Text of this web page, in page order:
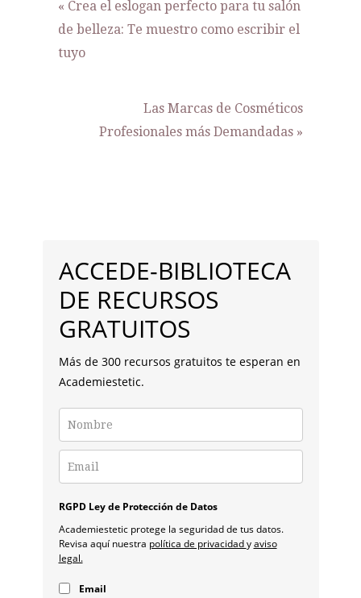
Entrada
anterior:
« Crea el eslogan perfecto para tu salón
de belleza: Te muestro como escribir el
tuyo
Siguiente
entrada:
Las Marcas de Cosméticos
Profesionales más Demandadas »
LATERAL
PRINCIPAL
ACCEDE-BIBLIOTECA
DE RECURSOS
GRATUITOS
Más de 300 recursos gratuitos te esperan en
Academiestetic.
RGPD Ley de Protección de Datos
Academiestetic protege la seguridad de tus datos.
Revisa aquí nuestra política de privacidadyaviso
legal.
Email